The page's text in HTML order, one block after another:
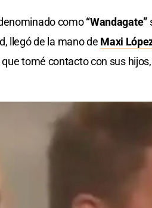
como“Wandagate”
llegó de la mano de Maxi
que tomé contacto con sus